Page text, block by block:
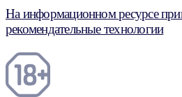
На информационном ресурсе
рекомендательные технологии